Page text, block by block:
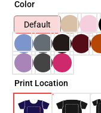
Color
Default
Print Location